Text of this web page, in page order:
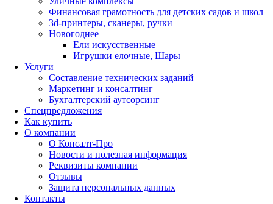
Финансовая грамотность для детских садов и школ
3d-принтеры, сканеры, ручки
Новогоднее
Ели искусственные
Игрушки елочные, Шары
Услуги
Составление технических заданий
Маркетинг и консалтинг
Бухгалтерский аутсорсинг
Спецпредложения
Как купить
О компании
О Консалт-Про
Новости и полезная информация
Реквизиты компании
Отзывы
Защита персональных данных
Контакты